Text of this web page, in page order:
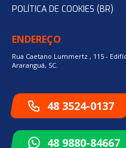
POLÍTICA DE COOKIES (BR)
ENDEREÇO
Rua Caetano Lummertz , 115 -
Araranguá, SC.
48 3524-0137
48 9880-84667